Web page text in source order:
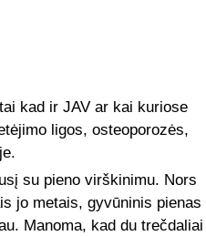
kad ir JAV ar kai kuriose
ligos, osteoporozės,
su pieno virškinimu. Nors
jo metais, gyvūninis pienas
Manoma, kad du trečdaliai